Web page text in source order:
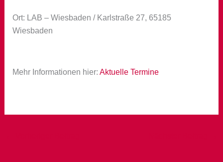
Ort: LAB – Wiesbaden / Karlstraße 27, 65185
Wiesbaden
Mehr Informationen hier: Aktuelle Termine